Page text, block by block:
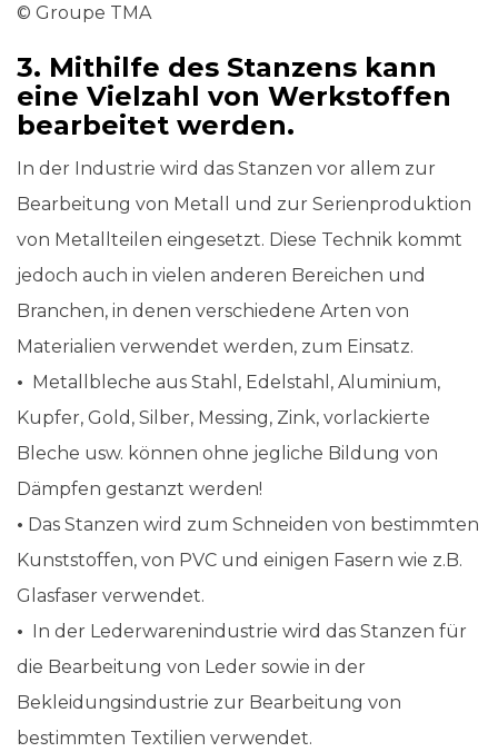
© Groupe TMA
3. Mithilfe des Stanzens kann
eine Vielzahl von Werkstoffen
bearbeitet werden.
In der Industrie wird das Stanzen vor allem zur
Bearbeitung von Metall und zur Serienproduktion
von Metallteilen eingesetzt. Diese Technik kommt
jedoch auch in vielen anderen Bereichen und
Branchen, in denen verschiedene Arten von
Materialien verwendet werden, zum Einsatz.
• Metallbleche aus Stahl, Edelstahl, Aluminium,
Kupfer, Gold, Silber, Messing, Zink, vorlackierte
Bleche usw. können ohne jegliche Bildung von
Dämpfen gestanzt werden!
• Das Stanzen wird zum Schneiden von bestimmten
Kunststoffen, von PVC und einigen Fasern wie z.B.
Glasfaser verwendet.
• In der Lederwarenindustrie wird das Stanzen für
die Bearbeitung von Leder sowie in der
Bekleidungsindustrie zur Bearbeitung von
bestimmten Textilien verwendet.